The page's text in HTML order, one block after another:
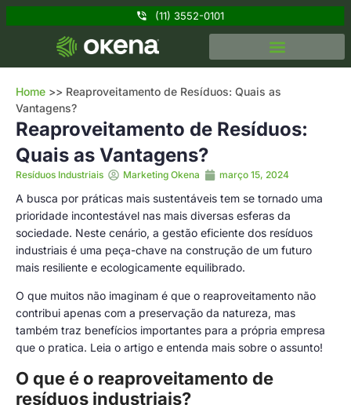
(11) 3552-0101
Home >> Reaproveitamento de Resíduos: Quais as
Vantagens?
Reaproveitamento de Resíduos:
Quais as Vantagens?
Resíduos Industriais Marketing Okena março 15, 2024
A busca por práticas mais sustentáveis tem se tornado uma
prioridade incontestável nas mais diversas esferas da
sociedade. Neste cenário, a gestão eficiente dos resíduos
industriais é uma peça-chave na construção de um futuro
mais resiliente e ecologicamente equilibrado.
O que muitos não imaginam é que o reaproveitamento não
contribui apenas com a preservação da natureza, mas
também traz benefícios importantes para a própria empresa
que o pratica. Leia o artigo e entenda mais sobre o assunto!
O que é o reaproveitamento de
resíduos industriais?